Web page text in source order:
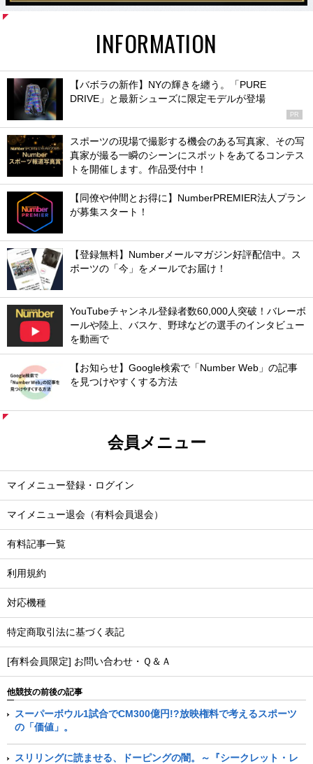
INFORMATION
【バボラの新作】NYの輝きを纏う。「PURE
DRIVE」と最新シューズに限定モデルが登場
PR
スポーツの現場で撮影する機会のある写真家、その写
真家が撮る一瞬のシーンにスポットをあてるコンテス
トを開催します。作品受付中！
【同僚や仲間とお得に】NumberPREMIER法人プラン
が募集スタート！
【登録無料】Numberメールマガジン好評配信中。ス
ポーツの「今」をメールでお届け！
YouTubeチャンネル登録者数60,000人突破！バレーボ
ールや陸上、バスケ、野球などの選手のインタビュー
を動画で
【お知らせ】Google検索で「Number Web」の記事
を見つけやすくする方法
会員メニュー
マイメニュー登録・ログイン
マイメニュー退会（有料会員退会）
有料記事一覧
利用規約
対応機種
特定商取引法に基づく表記
[有料会員限定] お問い合わせ・Ｑ＆Ａ
他競技の前後の記事
スーパーボウル1試合でCM300億円!?放映権料で考えるスポーツ
の「価値」。
スリリングに読ませる、ドーピングの闇。～『シークレット・レ